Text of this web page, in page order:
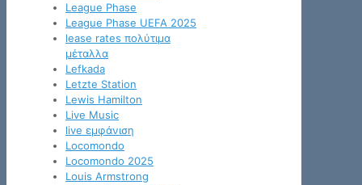
League Phase
League Phase UEFA 2025
lease rates πολύτιμα
μέταλλα
Lefkada
Letzte Station
Lewis Hamilton
Live Music
live εμφάνιση
Locomondo
Locomondo 2025
Louis Armstrong